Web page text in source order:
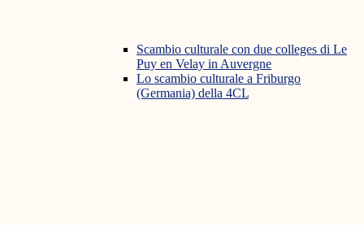
Scambio culturale con due colleges di Le
Puy en Velay in Auvergne
Lo scambio culturale a Friburgo
(Germania) della 4CL